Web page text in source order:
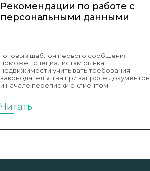
Рекомендации по работе с
персональными данными
Готовый шаблон первого сообщения
поможет специалистам рынка
недвижимости учитывать требования
законодательства при запросе документов
и начале переписки с клиентом
Читать